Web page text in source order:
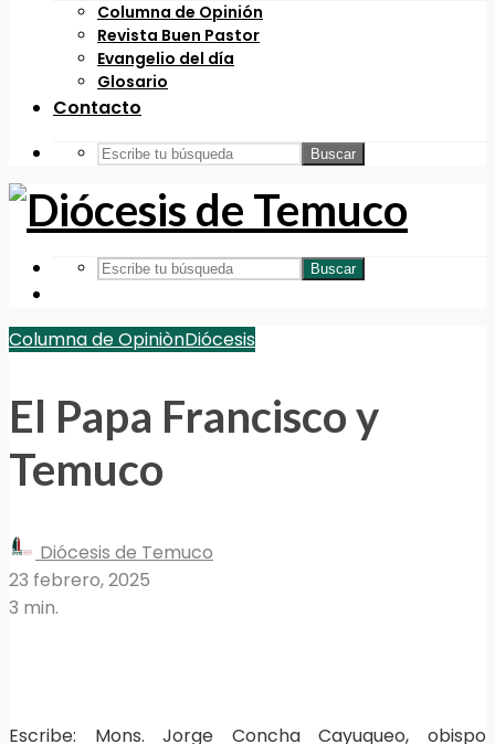
Columna de Opinión
Revista Buen Pastor
Evangelio del día
Glosario
Contacto
Buscar
Buscar
Columna de OpiniònDiócesis
El Papa Francisco y
Temuco
Diócesis de Temuco
23 febrero, 2025
3 min.
Escribe: Mons. Jorge Concha Cayuqueo, obispo